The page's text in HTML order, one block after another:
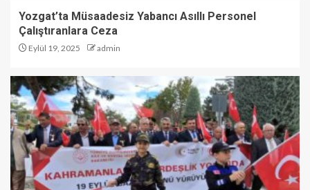
Yozgat’ta Müsaadesiz Yabancı Asıllı Personel
Çalıştıranlara Ceza
Eylül 19, 2025 admin